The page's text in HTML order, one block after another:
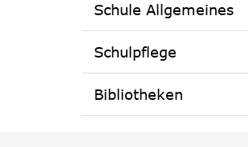
Schule Allgemeines
Schulpflege
Bibliotheken